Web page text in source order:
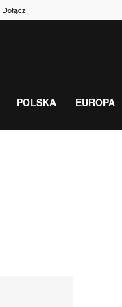
gospodarka,
POLSKA EUROPA